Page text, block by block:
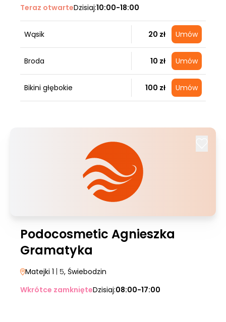
Teraz otwarteDzisiaj:10:00-18:00
Wąsik 20 zł Umów
Broda 10 zł Umów
Bikini głębokie 100 zł Umów
Podocosmetic Agnieszka
Gramatyka
Matejki 1 | 5, Świebodzin
Wkrótce zamknięteDzisiaj:08:00-17:00